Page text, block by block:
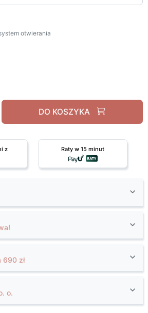
otwierania
system otwierania
DO KOSZYKA
z Raty w 15 minut
690 zł
o.